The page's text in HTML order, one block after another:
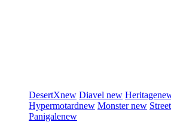
DesertXnew Diavel new Heritage
Hypermotardnew Monsternew
Panigalenew